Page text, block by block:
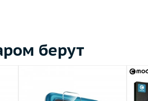
берут